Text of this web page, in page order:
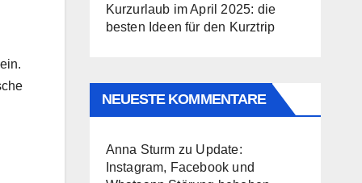
Kurzurlaub im April 2025: die
besten Ideen für den Kurztrip
NEUESTE KOMMENTARE
Anna Sturm zu Update:
Instagram, Facebook und